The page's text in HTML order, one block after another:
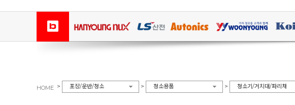
HOME > 포장/운반/청소 > 청소용품 > 청소기/거치대/파리채